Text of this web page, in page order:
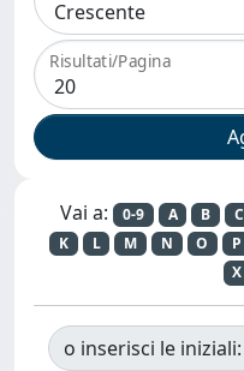
Risultati/Pagina
Vai a: 0-9 A B C
K
L M N O P
X
o inserisci le iniziali: